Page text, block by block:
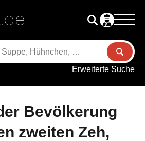
Erweiterte Suche
zweiten Zeh,